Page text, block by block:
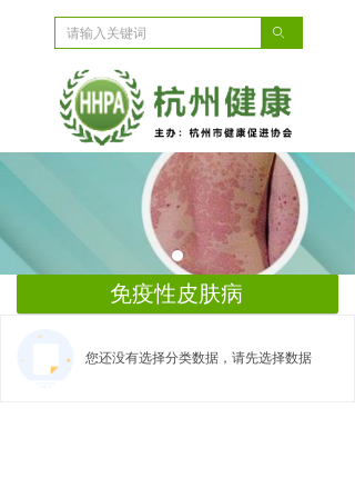
ꄙ
免疫性皮肤病
您还没有选择分类数据，请先选择数据